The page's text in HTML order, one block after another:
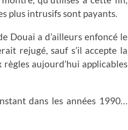
plus intrusifs sont payants.
Douai a d’ailleurs enfoncé le
rejugé, sauf s’il accepte la
aujourd’hui applicables
dans les années 1990…